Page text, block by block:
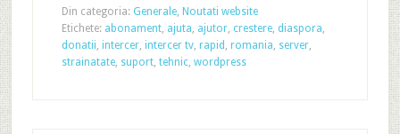
Din categoria: Generale, Noutati website
Etichete: abonament, ajuta, ajutor, crestere, diaspora,
donatii, intercer, intercer tv, rapid , romania, server,
strainatate, suport, tehnic, wordpress